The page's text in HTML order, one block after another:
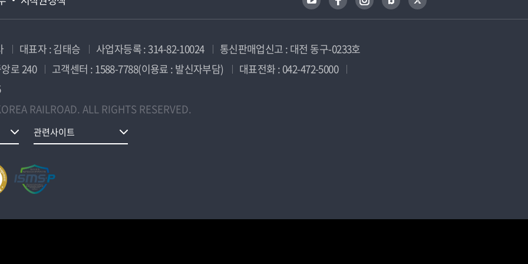
대표자 : 김태승 사업자등록 : 314-82-10024
통신판매업신고 : 대전 동구-0233호
로 240
고객센터 : 1588-7788(이용료 : 발신자부담)
대표전화 : 042-472-5000
RAILROAD. ALL RIGHTS RESERVED.
관련사이트